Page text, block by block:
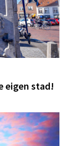
eigen stad!